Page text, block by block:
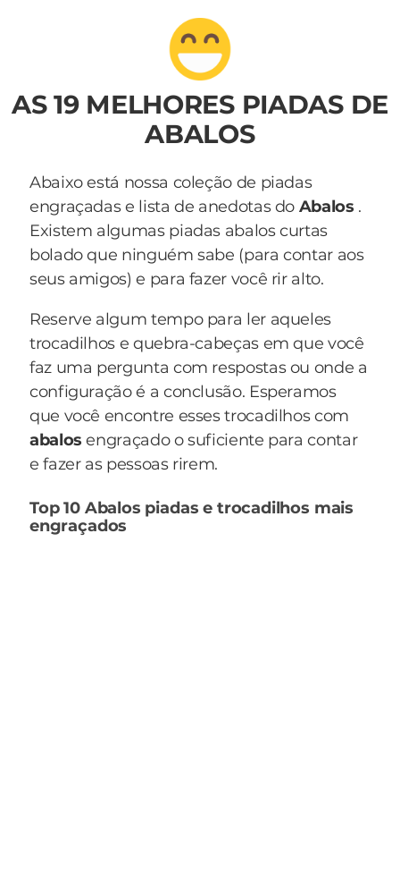
AS 19 MELHORES PIADAS DE
ABALOS
Abaixo está nossa coleção de piadas
engraçadas e lista de anedotas do Abalos .
Existem algumas piadas abalos curtas
bolado que ninguém sabe (para contar aos
seus amigos) e para fazer você rir alto.
Reserve algum tempo para ler aqueles
trocadilhos e quebra-cabeças em que você
faz uma pergunta com respostas ou onde a
configuração é a conclusão. Esperamos
que você encontre esses trocadilhos com
abalosengraçado o suficiente para contar
e fazer as pessoas rirem.
Top 10 Abalos piadas e trocadilhos mais
engraçados